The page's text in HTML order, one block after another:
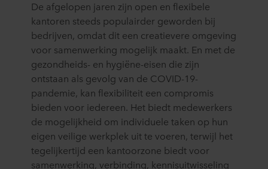
De afgelopen jaren zijn open en flexibele
kantoren steeds populairder geworden bij
bedrijven, omdat dit een creatievere omgeving
voor samenwerking mogelijk maakt. En met de
gezondheids- en hygiëne-eisen die zijn
ontstaan als gevolg van de COVID-19-
pandemie, kan flexibiliteit een compromis
bieden voor iedereen. Het biedt medewerkers
de mogelijkheid om individuele taken op hun
eigen veilige werkplek uit te voeren, terwijl het
tegelijkertijd een kantoorzone biedt voor
samenwerking, verbinding, kennisuitwisseling